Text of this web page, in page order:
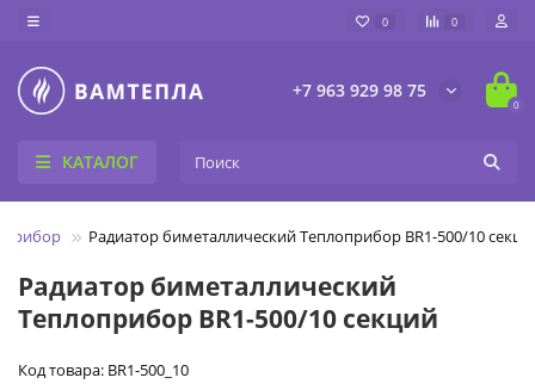
0 0
+7 963 929 98 75
0
КАТАЛОГ
Радиатор биметаллический Теплоприбор BR1-500/10
Радиатор биметаллический
Теплоприбор BR1-500/10 секций
Код товара: BR1-500_10